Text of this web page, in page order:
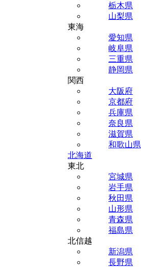
栃木県
山梨県
東海
愛知県
岐阜県
三重県
静岡県
関西
大阪府
京都府
兵庫県
奈良県
滋賀県
和歌山県
北海道
東北
宮城県
岩手県
秋田県
山形県
青森県
福島県
北信越
新潟県
長野県